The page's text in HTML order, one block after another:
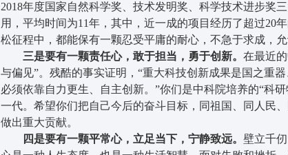
2018年度国家自然科学奖、技术发明奖、科学技术进步奖
用，平均时间为11年，其中，近一成的项目经历了超过20
松征程中，都能保有一颗忍受平庸的耐心，不急于求成，
三是要有一颗责任心，敢于担当，勇于创新。 在最近
与偏见”。残酷的事实证明，“重大科技创新成果是国之重
必须依靠自力更生、自主创新。”你们是中科院培养的“科
一代。希望你们把自己今后的奋斗目标，同祖国、同人民
做出重大贡献。
四是要有一颗平常心，立足当下，宁静致远。 壁立千